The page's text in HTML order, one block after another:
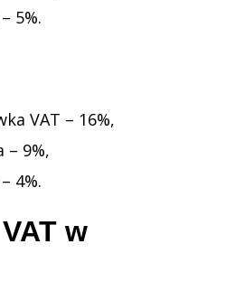
5%.
VAT – 16%,
– 9%,
4%.
w